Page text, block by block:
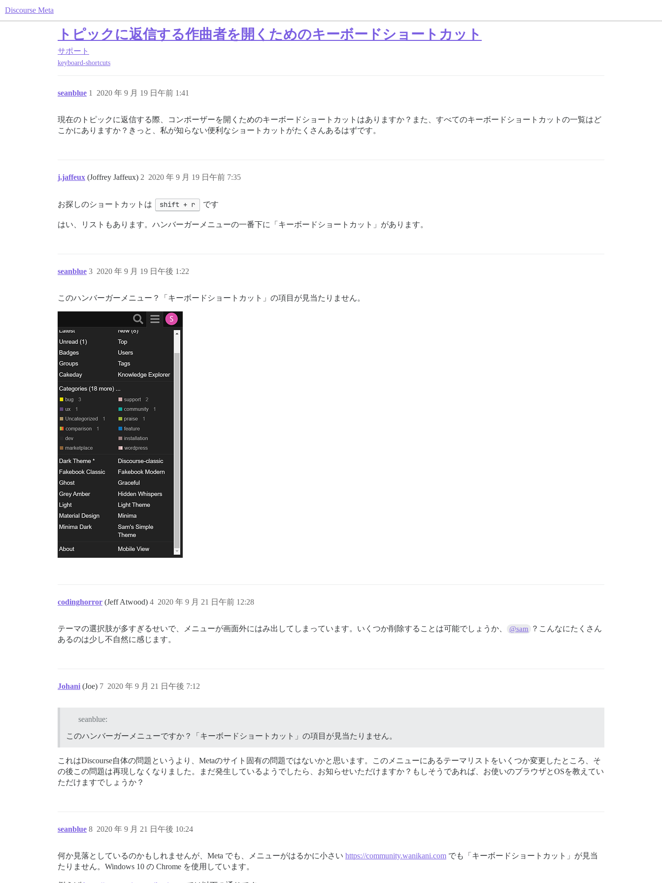
Discourse Meta
トピックに返信する作曲者を開くためのキーボードショートカット
サポート
keyboard-shortcuts
seanblue 2020 年 9 月 19 日午前 1:41
1
現在のトピックに返信する際、コンポーザーを開くためのキーボードショートカットはありますか？また、すべてのキーボードショートカットの一覧はど
こかにありますか？きっと、私が知らない便利なショートカットがたくさんあるはずです。
j.jaffeux (Joffrey Jaffeux) 2020 年 9 月 19 日午前 7:35
2
お探しのショートカットは shift + r です
はい、リストもあります。ハンバーガーメニューの一番下に「キーボードショートカット」があります。
seanblue 2020 年 9 月 19 日午後 1:22
3
このハンバーガーメニュー？「キーボードショートカット」の項目が見当たりません。
codinghorror (Jeff Atwood) 2020 年 9 月 21 日午前 12:28
4
テーマの選択肢が多すぎるせいで、メニューが画面外にはみ出してしまっています。いくつか削除することは可能でしょうか、 @sam
？こんなにたくさん
あるのは少し不自然に感じます。
Johani (Joe) 2020 年 9 月 21 日午後 7:12
7
seanblue:
このハンバーガーメニューですか？「キーボードショートカット」の項目が見当たりません。
これはDiscourse自体の問題というより、Metaのサイト固有の問題ではないかと思います。このメニューにあるテーマリストをいくつか変更したところ、そ
の後この問題は再現しなくなりました。まだ発生しているようでしたら、お知らせいただけますか？もしそうであれば、お使いのブラウザとOSを教えてい
ただけますでしょうか？
seanblue 2020 年 9 月 21 日午後 10:24
8
何か見落としているのかもしれませんが、Meta でも、メニューがはるかに小さい https://community.wanikani.com でも「キーボードショートカット」が見当
たりません。Windows 10 の Chrome を使用しています。